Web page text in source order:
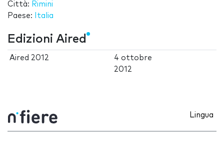
Città: Rimini
Paese:
Italia
Edizioni Aired
Aired 2012
4 ottobre
2012
Lingua